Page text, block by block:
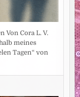
Von Cora L. V.
meines
Tagen“ von